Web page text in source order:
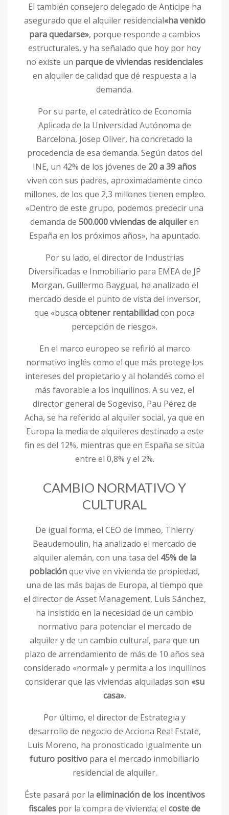
El también consejero delegado de Anticipe ha
asegurado que el alquiler residencial«ha venido
para quedarse», porque responde a cambios
estructurales, y ha señalado que hoy por hoy
no existe un parque de viviendas residenciales
en alquiler de calidad que dé respuesta a la
demanda.
Por su parte, el catedrático de Economía
Aplicada de la Universidad Autónoma de
Barcelona, Josep Oliver, ha concretado la
procedencia de esa demanda. Según datos del
INE, un 42% de los jóvenes de 20 a 39 años
viven con sus padres, aproximadamente cinco
millones, de los que 2,3 millones tienen empleo.
«Dentro de este grupo, podemos predecir una
demanda de 500.000 viviendas de alquileren
España en los próximos años», ha apuntado.
Por su lado, el director de Industrias
Diversificadas e Inmobiliario para EMEA de JP
Morgan, Guillermo Baygual, ha analizado el
mercado desde el punto de vista del inversor,
que «busca obtener rentabilidadcon poca
percepción de riesgo».
En el marco europeo se refirió al marco
normativo inglés como el que más protege los
intereses del propietario y al holandés como el
más favorable a los inquilinos. A su vez, el
director general de Sogeviso, Pau Pérez de
Acha, se ha referido al alquiler social, ya que en
Europa la media de alquileres destinado a este
fin es del 12%, mientras que en España se sitúa
entre el 0,8% y el 2%.
CAMBIO NORMATIVO Y
CULTURAL
De igual forma, el CEO de Immeo, Thierry
Beaudemoulin, ha analizado el mercado de
alquiler alemán, con una tasa del 45% de la
poblaciónque vive en vivienda de propiedad,
una de las más bajas de Europa, al tiempo que
el director de Asset Management, Luis Sánchez,
ha insistido en la necesidad de un cambio
normativo para potenciar el mercado de
alquiler y de un cambio cultural, para que un
plazo de arrendamiento de más de 10 años sea
considerado «normal» y permita a los inquilinos
considerar que las viviendas alquiladas son «su
casa».
Por último, el director de Estrategia y
desarrollo de negocio de Acciona Real Estate,
Luis Moreno, ha pronosticado igualmente un
futuro positivo para el mercado inmobiliario
residencial de alquiler.
Éste pasará por la eliminación de los incentivos
fiscales por la compra de vivienda; el coste de